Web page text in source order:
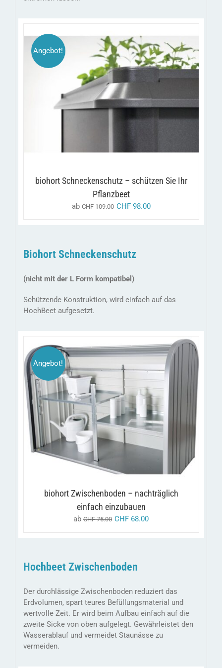
Angebot!
AUSFÜHRUNG WÄHLEN
PRODUKT
MEHRERE
DER
PRODUKTSEITE
GEWÄHLT
WERDEN
biohort Schneckenschutz – schützen Sie Ihr
Pflanzbeet
abCHF109.00 CHF98.00
Biohort Schneckenschutz
(nicht mit der L Form kompatibel)
Schützende Konstruktion, wird einfach auf das
HochBeet aufgesetzt.
Angebot!
AUSFÜHRUNG WÄHLEN
DIESES
PRODUKT
WEIST
MEHRERE
VARIANTEN
DER
PRODUKTSEITE
GEWÄHLT
WERDEN
/ DETAILS
biohort Zwischenboden – nachträglich
einfach einzubauen
ab CHF75.00 CHF 68.00
Hochbeet Zwischenboden
Der durchlässige Zwischenboden reduziert das
Erdvolumen, spart teures Befüllungsmaterial und
wertvolle Zeit. Er wird beim Aufbau einfach auf die
zweite Sicke von oben aufgelegt. Gewährleistet den
Wasserablauf und vermeidet Staunässe zu
vermeiden.